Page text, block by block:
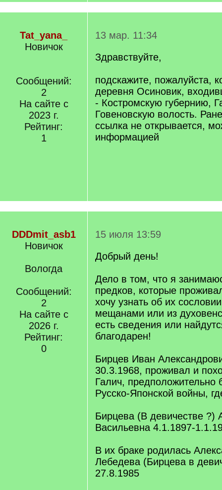
Tat_yana_
Новичок
Сообщений:
2
На сайте с
2023 г.
Рейтинг:
1
13 мар. 11:34
Здравствуйте,
подскажите, пожалуйста,
деревня Осиновик,
- Костромскую губернию,
Говеновскую волость.
ссылка не открывается,
информацией
DDDmit_asb1
Новичок
Вологда
Сообщений:
2
На сайте с
2026 г.
Рейтинг:
0
15 июля 13:59
Добрый день!
Дело в том, что я
предков, которые
хочу узнать об их
мещанами или из
есть сведения или
благодарен!
Бирцев Иван
30.3.1968, проживал и
Галич, предположительно
Русско-Японской войны,
Бирцева (В девичестве ?)
Васильевна 4.1.1897-
В их браке родилась
Лебедева (Бирцева в
27.8.1985